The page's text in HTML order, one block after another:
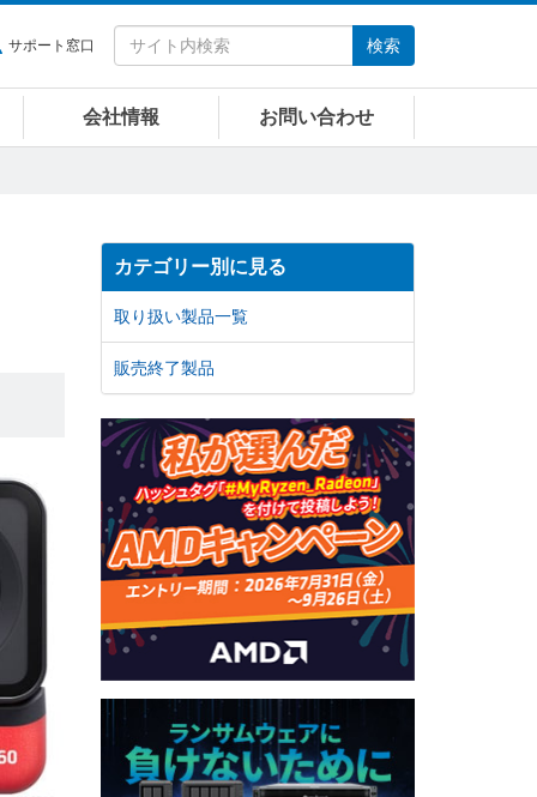
サポート窓口 検索
会社情報 お問い合わせ
カテゴリー別に見る
取り扱い製品一覧
販売終了製品